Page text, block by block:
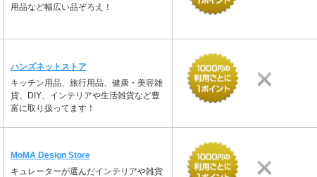
用品など幅広い品ぞろえ！
ハンズネットストア
キッチン用品、旅行用品、健康・美容雑
貨、DIY、インテリアや生活雑貨など豊
富に取り扱ってます！
MoMA Design Store
キュレーターが選んだインテリアや雑貨